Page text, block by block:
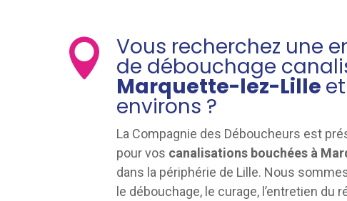
 Vous recherchez une
de débouchage
Marquette-lez-Lille
environs ?
La Compagnie des Déboucheurs est
pour vos canalisations bouchées à
dans la périphérie de Lille. Nous
le débouchage, le curage, l’entretien du